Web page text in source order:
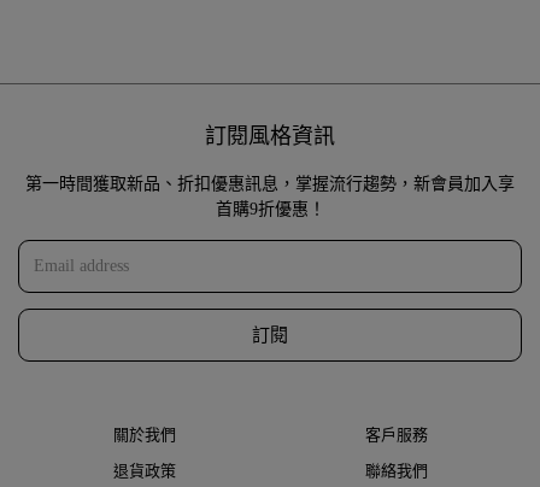
訂閱風格資訊
第一時間獲取新品、折扣優惠訊息，掌握流行趨勢，新會員加入享
首購9折優惠！
訂閱
關於我們
客戶服務
退貨政策
聯絡我們